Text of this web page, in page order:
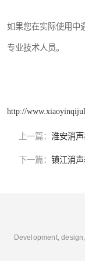
如果您在实际使用中
专业技术人员。
http://
上一篇： 淮安消
下一篇： 镇江消
Development,